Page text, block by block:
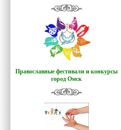
Православные фестивали и конкурсы
город Омск